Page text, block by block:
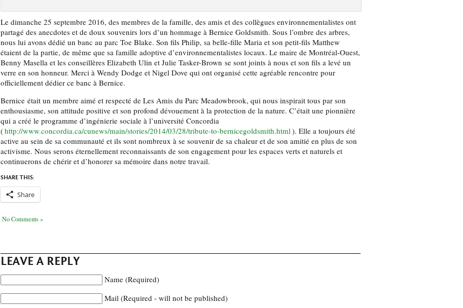
Le dimanche 25 septembre 2016, des membres de la famille, des amis et des collègues environnementalistes ont
partagé des anecdotes et de doux souvenirs lors d’un hommage à Bernice Goldsmith. Sous l’ombre des arbres,
nous lui avons dédié un banc au parc Toe Blake. Son fils Philip, sa belle-fille Maria et son petit-fils Matthew
étaient de la partie, de même que sa famille adoptive d’environnementalistes locaux. Le maire de Montréal-Ouest,
Benny Masella et les conseillères Elizabeth Ulin et Julie Tasker-Brown se sont joints à nous et son fils a levé un
verre en son honneur. Merci à Wendy Dodge et Nigel Dove qui ont organisé cette agréable rencontre pour
officiellement dédier ce banc à Bernice.
Bernice était un membre aimé et respecté de Les Amis du Parc Meadowbrook, qui nous inspirait tous par son
enthousiasme, son attitude positive et son profond dévouement à la protection de la nature. C’était une pionnière
qui a créé le programme d’ingénierie sociale à l’université Concordia
(http://www.concordia.ca/cunews/main/stories/2014/03/28/tribute-to-bernicegoldsmith.html). Elle a toujours été
active au sein de sa communauté et ils sont nombreux à se souvenir de sa chaleur et de son amitié en plus de son
activisme. Nous serons éternellement reconnaissants de son engagement pour les espaces verts et naturels et
continuerons de chérir et d’honorer sa mémoire dans notre travail.
SHARE THIS:
Share
No Comments »
LEAVE A REPLY
Name (Required)
Mail (Required - will not be published)